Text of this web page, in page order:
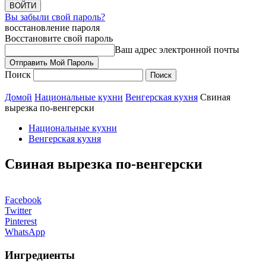
Вы забыли свой пароль?
восстановление пароля
Восстановите свой пароль
Ваш адрес электронной почты
Поиск
Домой Национальные кухни Венгерская кухня Свиная
вырезка по-венгерски
Национальные кухни
Венгерская кухня
Свиная вырезка по-венгерски
Facebook
Twitter
Pinterest
WhatsApp
Ингредиенты